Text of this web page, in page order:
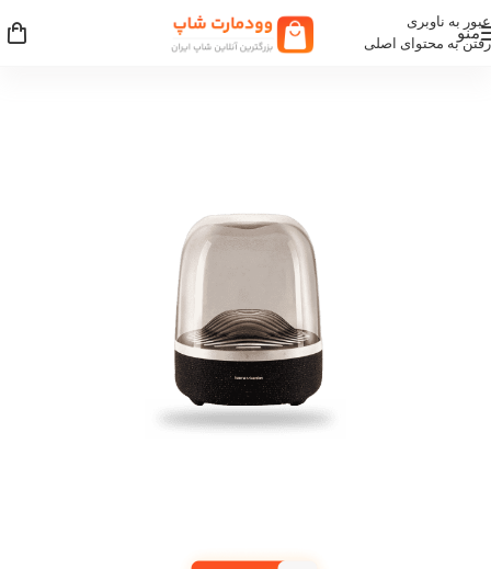
عبور به ناوبری
رفتن به محتوای اصلی
منو